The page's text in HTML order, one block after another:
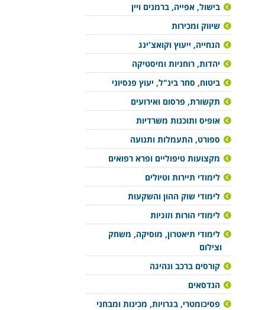
בישול, אפייה, ברמנים ויין
שיווק ומכירות
הנחייה, ייעוץ וקואצ'ינג
יהדות, רוחניות ומיסטיקה
ביטוח, סחר בינ"ל, יעוץ פנסיוני
תקשורת, פרסום ואירועים
אופיס ותוכנות משרדיות
ספורט, התעמלות ותנועה
מקצועות טיפוליים ופרא רפואים
לימודי תיירות וטיולים
לימודי שוק ההון והשקעות
לימודי הורות וזוגיות
לימודי תיאטרון, מוסיקה, משחק
וצילום
קורסים ברכב ונהיגה
הנדסאים
פסיכומטרי, בגרויות, מכינות ומבחני